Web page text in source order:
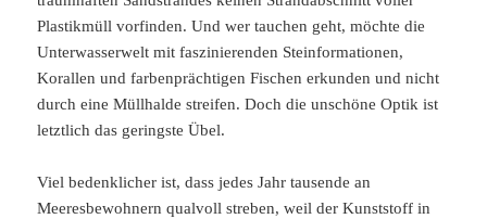
Plastikmüll vorfinden. Und wer tauchen geht, möchte die
Unterwasserwelt mit faszinierenden Steinformationen,
Korallen und farbenprächtigen Fischen erkunden und nicht
durch eine Müllhalde streifen. Doch die unschöne Optik ist
letztlich das geringste Übel.
Viel bedenklicher ist, dass jedes Jahr tausende an
Meeresbewohnern qualvoll streben, weil der Kunststoff in